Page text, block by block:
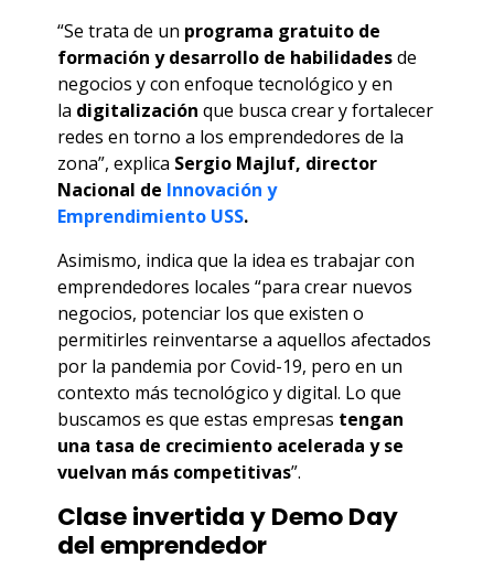
“Se trata de un programa gratuito de
formación y desarrollo de habilidadesde
negocios y con enfoque tecnológico y en
la digitalización que busca crear y fortalecer
redes en torno a los emprendedores de la
zona”, explica Sergio Majluf, director
Nacional de Innovación y
Emprendimiento USS.
Asimismo, indica que la idea es trabajar con
emprendedores locales “para crear nuevos
negocios, potenciar los que existen o
permitirles reinventarse a aquellos afectados
por la pandemia por Covid-19, pero en un
contexto más tecnológico y digital. Lo que
buscamos es que estas empresas tengan
una tasa de crecimiento acelerada y se
vuelvan más competitivas”.
Clase invertida y Demo Day
del emprendedor